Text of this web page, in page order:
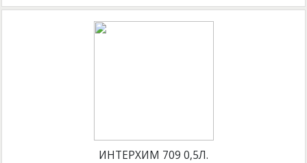
ИНТЕРХИМ 709 0,5Л.